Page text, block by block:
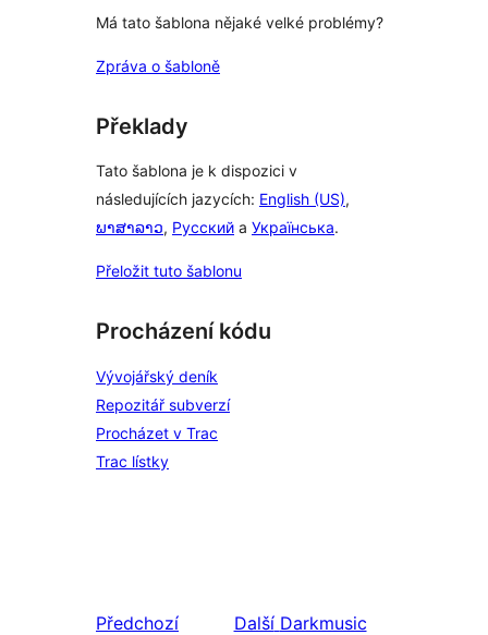
Má tato šablona nějaké velké problémy?
Zpráva o šabloně
Překlady
Tato šablona je k dispozici v
následujících jazycích: English (US),
ພາສາລາວ, Русский a Українська.
Přeložit tuto šablonu
Procházení kódu
Vývojářský deník
Repozitář subverzí
Procházet v Trac
Trac lístky
Předchozí
Další Darkmusic